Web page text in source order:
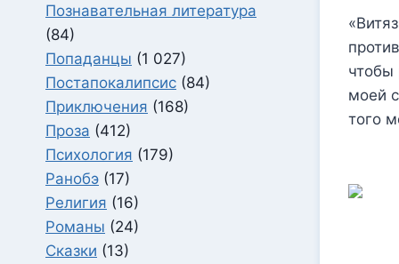
чтобы
моей
того
Познавательная литература
(84)
Попаданцы (1 027)
Постапокалипсис (84)
Приключения (168)
Проза (412)
Психология (179)
Ранобэ (17)
Религия (16)
Романы (24)
Сказки (13)